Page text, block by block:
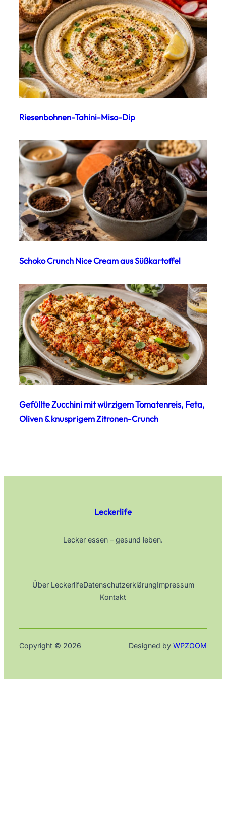
Riesenbohnen-Tahini-Miso-Dip
Schoko Crunch Nice Cream aus Süßkartoffel
Gefüllte Zucchini mit würzigem Tomatenreis, Feta,
Oliven & knusprigem Zitronen-Crunch
Leckerlife
Lecker essen – gesund leben.
Über LeckerlifeDatenschutzerklärungImpressum
Kontakt
Copyright © 2026 Designed by WPZOOM